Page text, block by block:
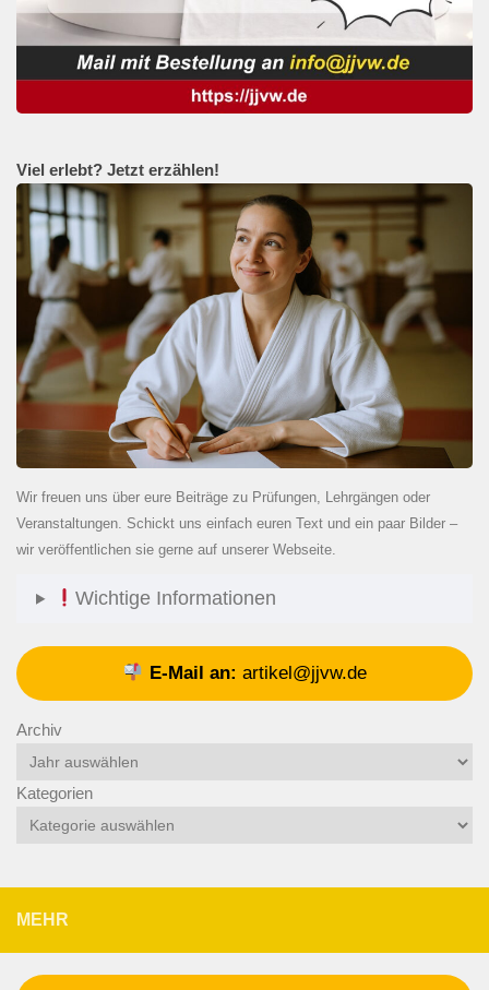
Viel erlebt? Jetzt erzählen!
Wir freuen uns über eure Beiträge zu Prüfungen, Lehrgängen oder
Veranstaltungen. Schickt uns einfach euren Text und ein paar Bilder –
wir veröffentlichen sie gerne auf unserer Webseite.
Wichtige Informationen
E-Mail an: artikel@jjvw.de
Archiv
Kategorien
MEHR